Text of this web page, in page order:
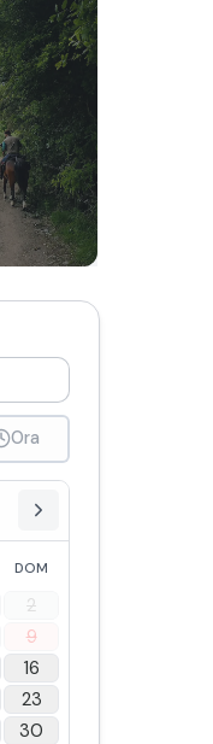
Ora
DOM
2
9
16
23
30